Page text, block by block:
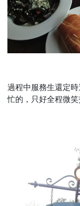
過程中服務生還定
忙的，只好全程微笑